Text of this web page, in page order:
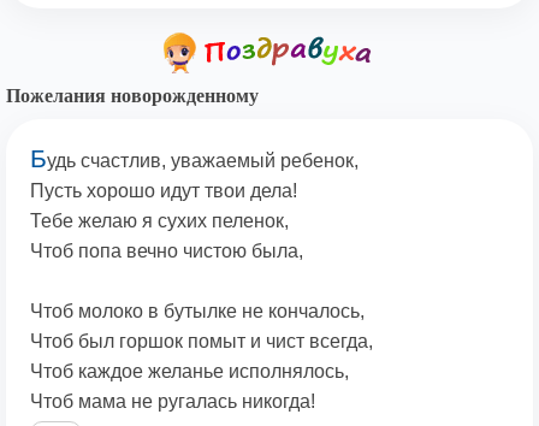
Пожелания новорожденному
Будь счастлив, уважаемый ребенок,
Пусть хорошо идут твои дела!
Тебе желаю я сухих пеленок,
Чтоб попа вечно чистою была,
Чтоб молоко в бутылке не кончалось,
Чтоб был горшок помыт и чист всегда,
Чтоб каждое желанье исполнялось,
Чтоб мама не ругалась никогда!